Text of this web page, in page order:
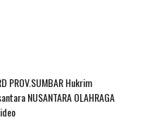
PROV.SUMBARHukrim
NUSANTARAOLAHRAGA